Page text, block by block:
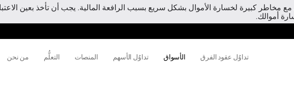
مخاطر كبيرة لخسارة الأموال بشكل سريع بسبب الرافعة المالية. يجب أن تأخذ بعين
أموالك.
تداوُل عقود الفرق الأسواق تداوُل الأسهم المنصات التعلُّم من نحن